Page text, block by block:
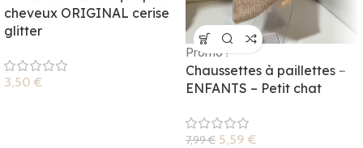
cheveux ORIGINAL cerise
glitter
3,50 €
Promo !
Chaussettes à paillettes –
ENFANTS – Petit chat
7,99€ 5,59 €